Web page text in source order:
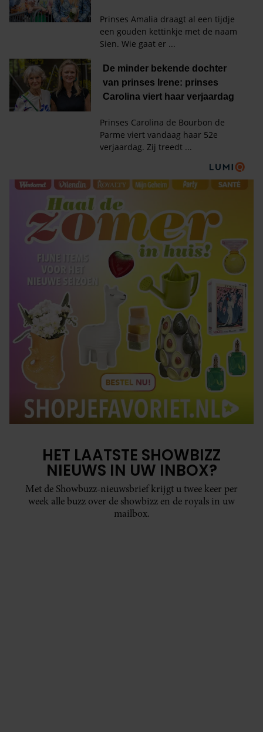
HET LAATSTE SHOWBIZZ
NIEUWS IN UW INBOX?
Met de Showbuzz-nieuwsbrief krijgt u twee keer per
week alle buzz over de showbizz en de royals in uw
mailbox.